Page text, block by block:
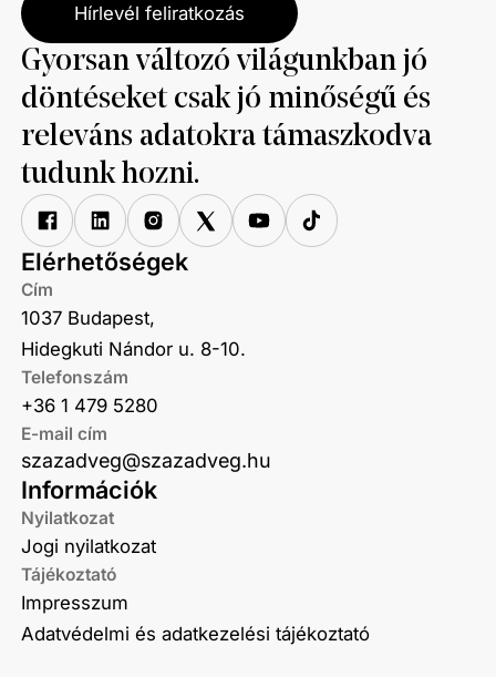
Hírlevél feliratkozás
Gyorsan változó világunkban jó
döntéseket csak jó minőségű és
releváns adatokra támaszkodva
tudunk hozni.
Információk
Nyilatkozat
Jogi nyilatkozat
Tájékoztató
Impresszum
Adatvédelmi és adatkezelési tájékoztató
Elérhetőségek
Cím
1037 Budapest,
Hidegkuti Nándor u. 8-10.
Telefonszám
+36 1 479 5280
E-mail cím
szazadveg@szazadveg.hu